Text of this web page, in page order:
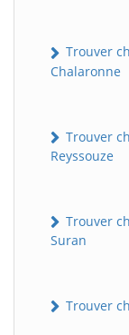
Trouver
Chalaronne
Trouver
Reyssouze
Trouver
Suran
Trouver